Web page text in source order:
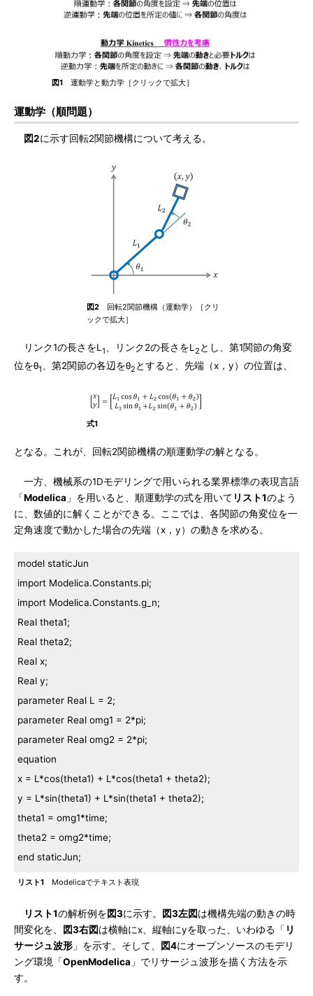
図1 運動学と動力学［クリックで拡大］
運動学（順問題）
図2に示す回転2関節機構について考える。
図2 回転2関節機構（運動学）［クリ
ックで拡大］
リンク1の長さをL 1 、リンク2の長さをL 2 とし、第1関節の角変
位をθ1 、第2関節の各辺をθ2 とすると、先端（x，y）の位置は、
式1
となる。これが、回転2関節機構の順運動学の解となる。
一方、機械系の1Dモデリングで用いられる業界標準の表現言語
「Modelica 」を用いると、順運動学の式を用いて リスト1のよう
に、数値的に解くことができる。ここでは、各関節の角変位を一
定角速度で動かした場合の先端（x，y）の動きを求める。
model staticJun
import Modelica.Constants.pi;
import Modelica.Constants.g_n;
Real theta1;
Real theta2;
Real x;
Real y;
parameter Real L = 2;
parameter Real omg1 = 2*pi;
parameter Real omg2 = 2*pi;
equation
x = L*cos(theta1) + L*cos(theta1 + theta2);
y = L*sin(theta1) + L*sin(theta1 + theta2);
theta1 = omg1*time;
theta2 = omg2*time;
end staticJun;
リスト1 Modelicaでテキスト表現
リスト1の解析例を図3に示す。 図3左図は機構先端の動きの時
間変化を、
図3右図は横軸にx、縦軸にyを取った、いわゆる「 リ
サージュ波形 」を示す。そして、 図4にオープンソースのモデリ
ング環境「OpenModelica 」でリサージュ波形を描く方法を示
す。